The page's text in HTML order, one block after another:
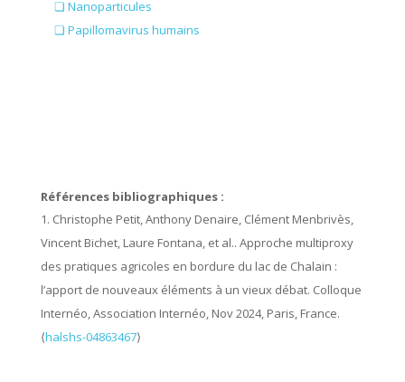
❏ Nanoparticules
❏ Papillomavirus humains
Références bibliographiques :
Christophe Petit, Anthony Denaire, Clément Menbrivès,
Vincent Bichet, Laure Fontana, et al.. Approche multiproxy
des pratiques agricoles en bordure du lac de Chalain :
l’apport de nouveaux éléments à un vieux débat. Colloque
Internéo, Association Internéo, Nov 2024, Paris, France.
⟨halshs-04863467⟩